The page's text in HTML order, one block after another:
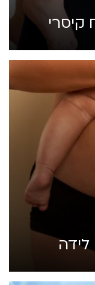
קיסרי
לידה